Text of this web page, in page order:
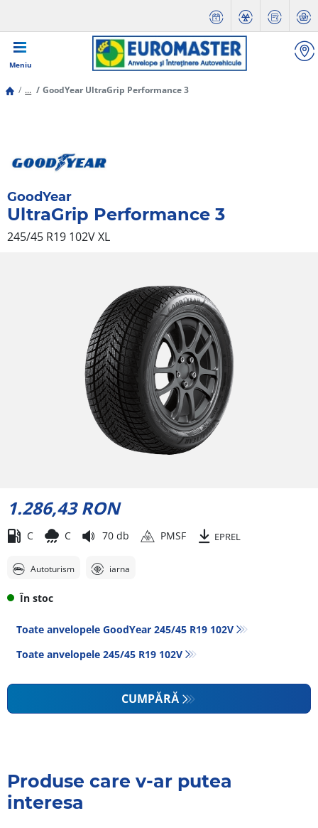
Meniu
... GoodYear UltraGrip Performance 3
GoodYear
UltraGrip Performance 3
245/45 R19 102VXL
1.286,43 RON
C C 70 db PMSF EPREL
Autoturism iarna
În stoc
Toate anvelopele GoodYear 245/45 R19 102V
Toate anvelopele‎ 245/45 R19 102V
CUMPĂRĂ
Produse care v-ar putea
interesa